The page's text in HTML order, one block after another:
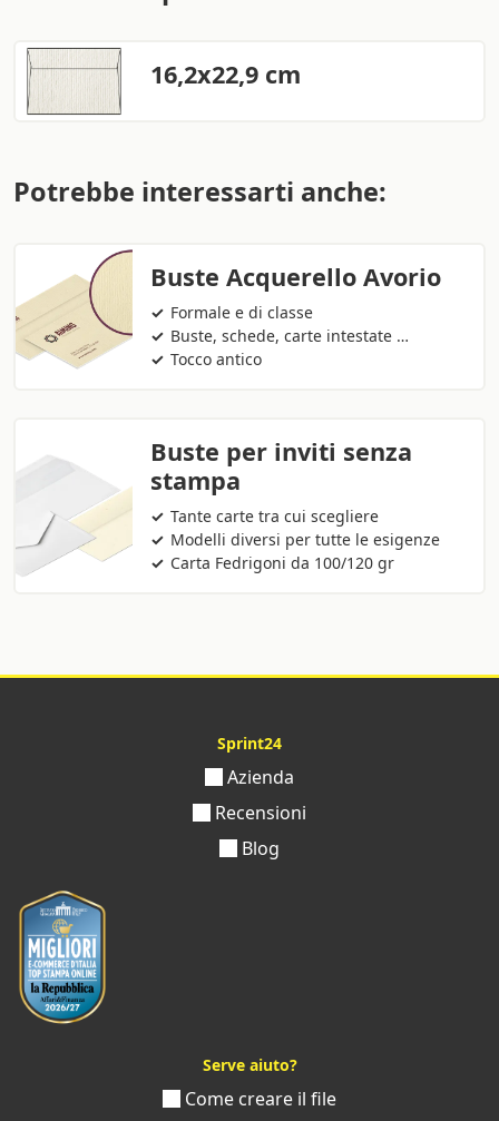
16,2x22,9 cm
Potrebbe interessarti anche:
Buste Acquerello Avorio
Formale e di classe
Buste, schede, carte intestate …
Tocco antico
Buste per inviti senza
stampa
Tante carte tra cui scegliere
Modelli diversi per tutte le esigenze
Carta Fedrigoni da 100/120 gr
Sprint24
Azienda
Recensioni
Blog
Serve aiuto?
Come creare il file